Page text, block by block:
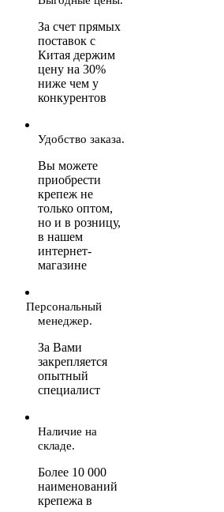
За счет прямых
поставок с
Китая держим
цену на 30%
ниже чем у
конкурентов
Удобство заказа.
Вы можете
приобрести
крепеж не
только оптом,
но и в розницу,
в нашем
интернет-
магазине
Персональный
менеджер.
За Вами
закрепляется
опытный
специалист
Наличие на
складе.
Более 10 000
наименований
крепежа в